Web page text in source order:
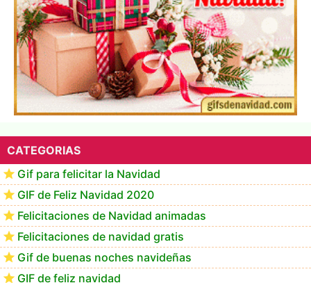
GIF navideños para descargar en el móvil
CATEGORIAS
Gif para felicitar la Navidad
GIF de Feliz Navidad 2020
Felicitaciones de Navidad animadas
Felicitaciones de navidad gratis
Gif de buenas noches navideñas
GIF de feliz navidad